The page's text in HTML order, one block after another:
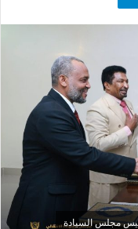
رئيس مجلس السيادة